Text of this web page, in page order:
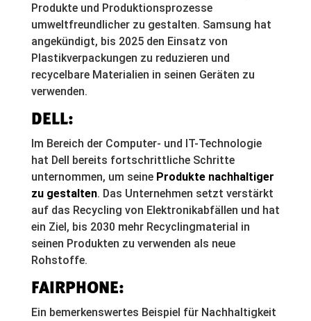
Produkte und Produktionsprozesse
umweltfreundlicher zu gestalten. Samsung hat
angekündigt, bis 2025 den Einsatz von
Plastikverpackungen zu reduzieren und
recycelbare Materialien in seinen Geräten zu
verwenden.
DELL:
Im Bereich der Computer- und IT-Technologie
hat Dell bereits fortschrittliche Schritte
unternommen, um seine Produkte nachhaltiger
zu gestalten. Das Unternehmen setzt verstärkt
auf das Recycling von Elektronikabfällen und hat
ein Ziel, bis 2030 mehr Recyclingmaterial in
seinen Produkten zu verwenden als neue
Rohstoffe.
FAIRPHONE:
Ein bemerkenswertes Beispiel für Nachhaltigkeit